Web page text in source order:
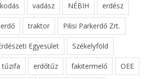
vadász NÉBIH erdész
erdő traktor Pilisi Parkerdő Zrt.
Egyesület Székelyföld
tűzifa erdőtűz fakitermelő OEE